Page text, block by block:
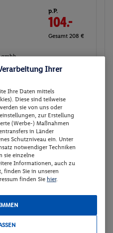
p.P.
104.-
Gesamt 208 €
gmbh
Nicht
verfügbar
p.P.
108.-
Gesamt 216 €
Ihrer
Ihre Daten mittels
Diese sind teilweise
sie von uns oder
zur Erstellung
(Werbe-) Maßnahmen
in Länder
Schutzniveau ein. Unter
notwendiger Techniken
sie einzelne
Informationen, auch zu
finden Sie in unseren
finden Sie hier.